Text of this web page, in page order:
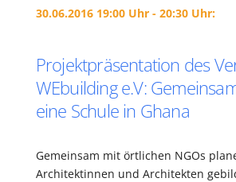
30.06.2016 19:00 Uhr - 20:30 Uhr:
Projektpräsentation des
WEbuilding e.V:
eine Schule in Ghana
Gemeinsam mit örtlichen NGOs
Architektinnen und Architekten